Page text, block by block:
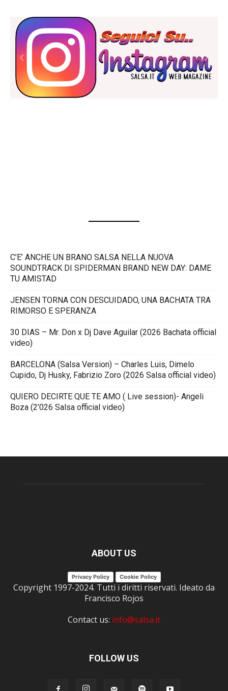
C’E’ ANCHE UN BRANO SALSA NELLA NUOVA
SOUNDTRACK DI SPIDERMAN BRAND NEW DAY: DAME
TU AMISTAD
JENSEN TORNA CON DESCUIDADO, UNA BACHATA TRA
RIMORSO E SPERANZA
30 DIAS – Mr. Don x Dj Dave Aguilar (2026 Bachata official
video)
BARCELONA (Salsa Version) – Charles Luis, Dimelo
Cupido, Dj Husky, Fabrizio Zoro (2026 Salsa official video)
QUIERO DECIRTE QUE TE AMO ( Live session)- Angeli
Boza (2’026 Salsa official video)
ABOUT US
Privacy Policy Cookie Policy
Copyright 1997-2024. Tutti i diritti riservati. Ideato da
Francisco Rojos
Contact us: info@salsa.it
FOLLOW US